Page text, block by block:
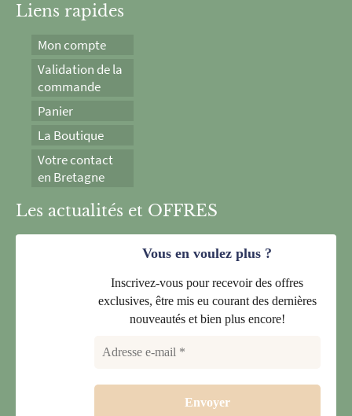
Liens rapides
Mon compte
Validation de la
commande
Panier
La Boutique
Votre contact
en Bretagne
Les actualités et OFFRES
Vous en voulez plus ?
Inscrivez-vous pour recevoir des offres
exclusives, être mis eu courant des dernières
nouveautés et bien plus encore!